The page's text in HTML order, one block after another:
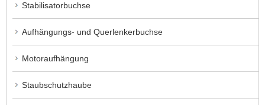
Stabilisatorbuchse
Aufhängungs- und Querlenkerbuchse
Motoraufhängung
Staubschutzhaube